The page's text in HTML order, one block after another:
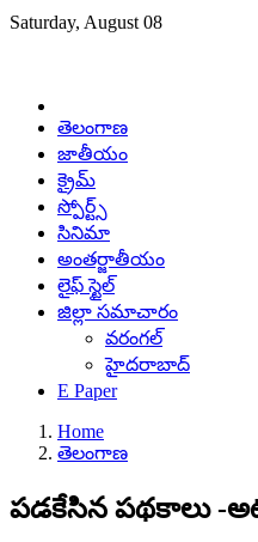
Saturday, August 08
తెలంగాణ
జాతీయం
క్రైమ్
స్పోర్ట్స్
సినిమా
అంతర్జాతీయం
లైఫ్ స్టైల్
జిల్లా సమాచారం
వరంగల్
హైదరాబాద్
E Paper
Home
తెలంగాణ
పడకేసిన పథకాలు -